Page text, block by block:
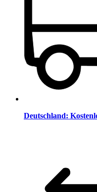
Deutschland: